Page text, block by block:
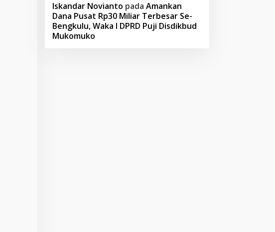
Iskandar Novianto pada Amankan
Dana Pusat Rp30 Miliar Terbesar Se-
Bengkulu, Waka I DPRD Puji Disdikbud
Mukomuko